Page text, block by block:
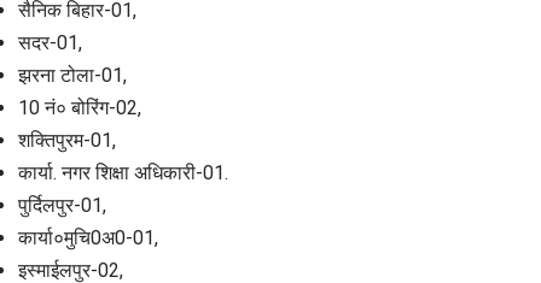
सैनिक बिहार-01,
सदर-01,
झरना टोला-01,
10 नं० बोरिंग-02,
शक्तिपुरम-01,
कार्या. नगर शिक्षा अधिकारी-01.
पुर्दिलपुर-01,
कार्या०मुचि0अ0-01,
इस्माईलपुर-02,